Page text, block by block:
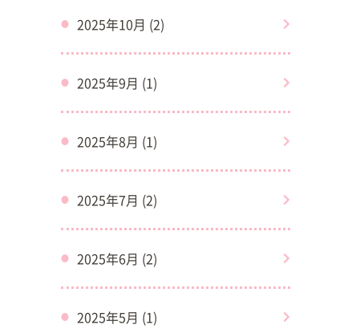
2025年10月 (2)
2025年9月 (1)
2025年8月 (1)
2025年7月 (2)
2025年6月 (2)
2025年5月 (1)